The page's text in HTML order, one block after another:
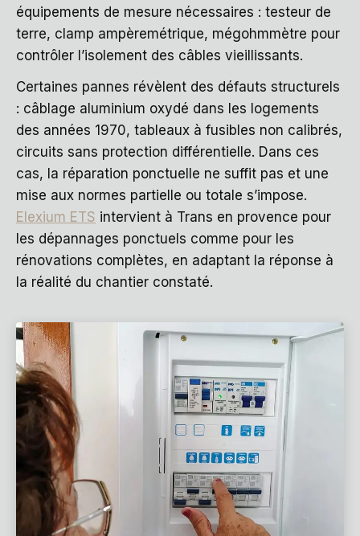
équipements de mesure nécessaires : testeur de
terre, clamp ampèremétrique, mégohmmètre pour
contrôler l’isolement des câbles vieillissants.
Certaines pannes révèlent des défauts structurels
: câblage aluminium oxydé dans les logements
des années 1970, tableaux à fusibles non calibrés,
circuits sans protection différentielle. Dans ces
cas, la réparation ponctuelle ne suffit pas et une
mise aux normes partielle ou totale s’impose.
Elexium ETS intervient à Trans en provence pour
les dépannages ponctuels comme pour les
rénovations complètes, en adaptant la réponse à
la réalité du chantier constaté.